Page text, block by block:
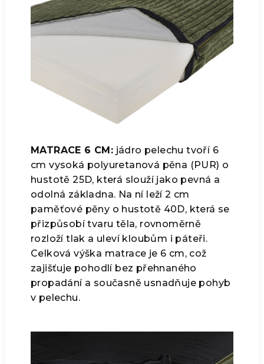
MATRACE 6 CM: jádro pelechu tvoří 6
cm vysoká polyuretanová pěna (PUR) o
hustotě 25D, která slouží jako pevná a
odolná základna. Na ní leží 2 cm
paměťové pěny o hustotě 40D, která se
přizpůsobí tvaru těla, rovnoměrně
rozloží tlak a uleví kloubům i páteři.
Celková výška matrace je 6 cm, což
zajišťuje pohodlí bez přehnaného
propadání a současně usnadňuje pohyb
v pelechu.